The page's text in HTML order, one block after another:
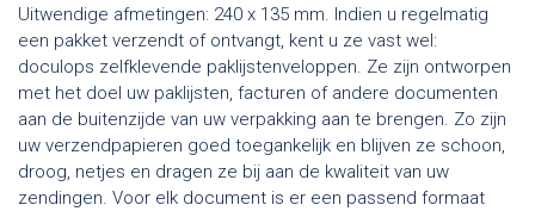
Uitwendige afmetingen: 240 x 135 mm. Indien u regelmatig
een pakket verzendt of ontvangt, kent u ze vast wel:
doculops zelfklevende paklijstenveloppen. Ze zijn ontworpen
met het doel uw paklijsten, facturen of andere documenten
aan de buitenzijde van uw verpakking aan te brengen. Zo zijn
uw verzendpapieren goed toegankelijk en blijven ze schoon,
droog, netjes en dragen ze bij aan de kwaliteit van uw
zendingen. Voor elk document is er een passend formaat